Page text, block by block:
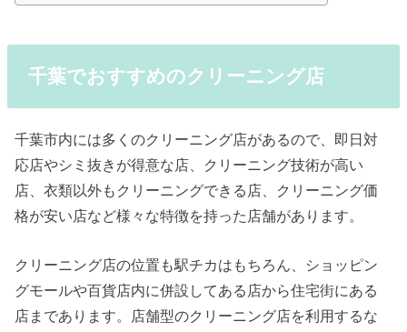
千葉でおすすめのクリーニング店
千葉市内には多くのクリーニング店があるので、即日対
応店やシミ抜きが得意な店、クリーニング技術が高い
店、衣類以外もクリーニングできる店、クリーニング価
格が安い店など様々な特徴を持った店舗があります。
クリーニング店の位置も駅チカはもちろん、ショッピン
グモールや百貨店内に併設してある店から住宅街にある
店まであります。店舗型のクリーニング店を利用するな